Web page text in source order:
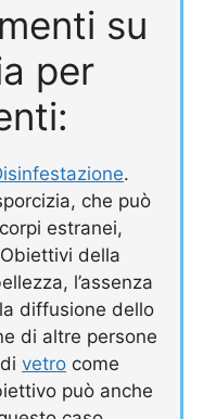
su
per
.
che può
estranei,
della
l’assenza
diffusione dello
di altre persone
vetro come
può anche